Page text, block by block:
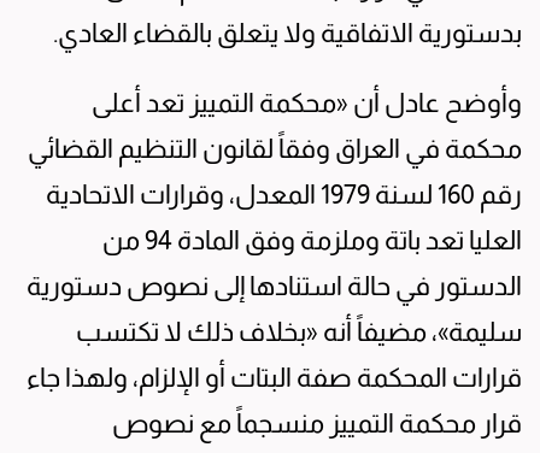
بدستورية الاتفاقية ولا يتعلق بالقضاء العادي.
وأوضح عادل أن «محكمة التمييز تعد أعلى
محكمة في العراق وفقاً لقانون التنظيم القضائي
رقم 160 لسنة 1979 المعدل، وقرارات الاتحادية
العليا تعد باتة وملزمة وفق المادة 94 من
الدستور في حالة استنادها إلى نصوص دستورية
سليمة»، مضيفاً أنه «بخلاف ذلك لا تكتسب
قرارات المحكمة صفة البتات أو الإلزام، ولهذا جاء
قرار محكمة التمييز منسجماً مع نصوص